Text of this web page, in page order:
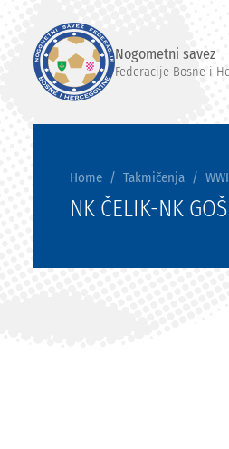
Nogometni savez
Federacije Bosne i
Home Takmičenja
NK ČELIK-NK